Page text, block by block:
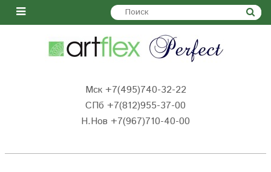
Мск +7(495)740-32-22
СПб +7(812)955-37-00
Н.Нов +7(967)710-40-00